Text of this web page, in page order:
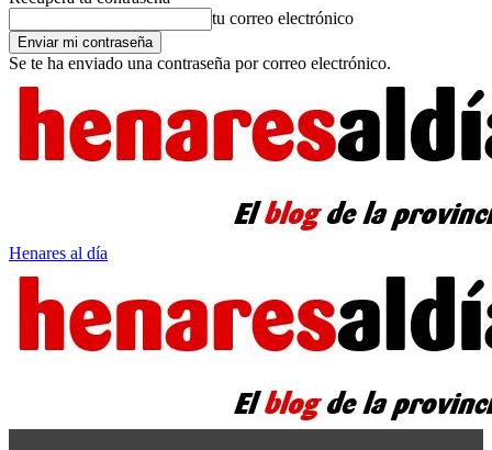
tu correo electrónico
Se te ha enviado una contraseña por correo electrónico.
Henares al día